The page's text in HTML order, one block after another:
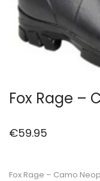
Fox Rage –
€59.95
Fox Rage – Camo